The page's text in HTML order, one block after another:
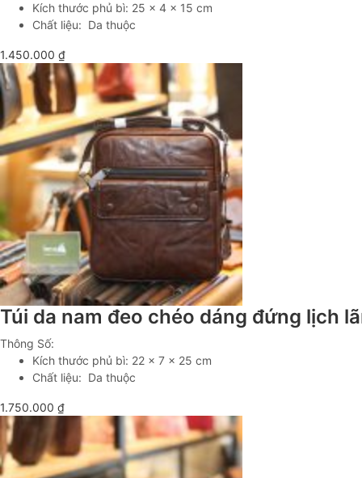
Kích thước phủ bì: 25 x 4 x 15 cm
Chất liệu: Da thuộc
1.450.000 ₫
Túi da nam đeo chéo dáng đứng lịch
Thông Số:
Kích thước phủ bì: 22 x 7 x 25 cm
Chất liệu: Da thuộc
1.750.000 ₫